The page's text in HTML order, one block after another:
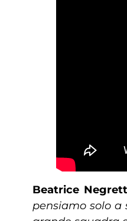
Beatrice
pensiamo solo